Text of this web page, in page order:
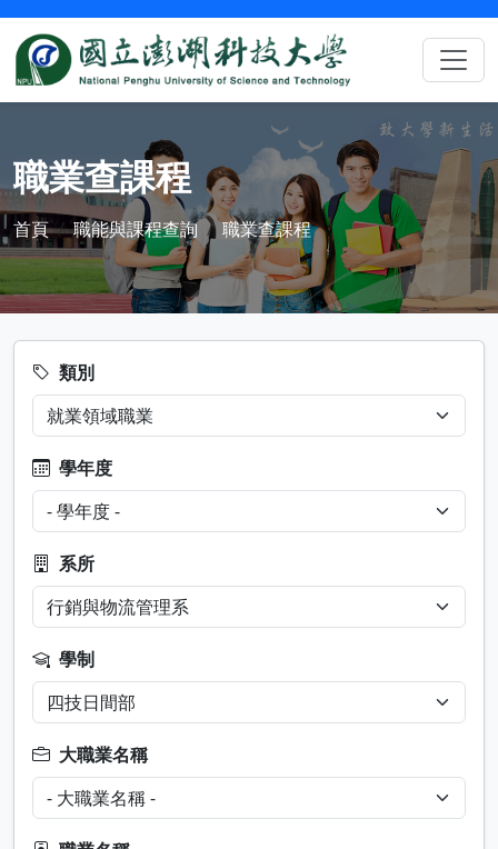
職業查課程
首頁 職能與課程查詢 職業查課程
類別
學年度
系所
學制
大職業名稱